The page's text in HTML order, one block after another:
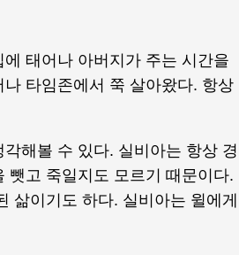
태어나 아버지가 주는 시간을
타임존에서 쭉 살아왔다. 항상
해볼 수 있다. 실비아는 항상 경
뺏고 죽일지도 모르기 때문이다.
삶이기도 하다. 실비아는 윌에게